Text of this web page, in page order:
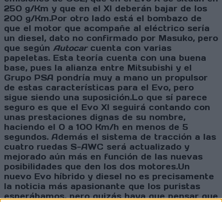
250 g/Km y que en el XI deberán bajar de los
200 g/Km.Por otro lado está el bombazo de
que el motor que acompañe al eléctrico sería
un diesel, dato no confirmado por Masuko, pero
que según Autocarcuenta con varias
papeletas. Esta teoría cuenta con una buena
base, pues la alianza entre Mitsubishi y el
Grupo PSA pondría muy a mano un propulsor
de estas características para el Evo, pero
sigue siendo una suposición.Lo que sí parece
seguro es que el Evo XI seguirá contando con
unas prestaciones dignas de su nombre,
haciendo el 0 a 100 Km/h en menos de 5
segundos. Además el sistema de tracción a las
cuatro ruedas S-AWC será actualizado y
mejorado aún más en función de las nuevas
posibilidades que den los dos motores.Un
nuevo Evo híbrido y diesel no es precisamente
la noticia más apasionante que los puristas
esperábamos, pero quizás haya que pensar que